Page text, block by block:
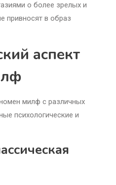
о более зрелых и
привносят в образ
аспект
милф с различных
психологические и